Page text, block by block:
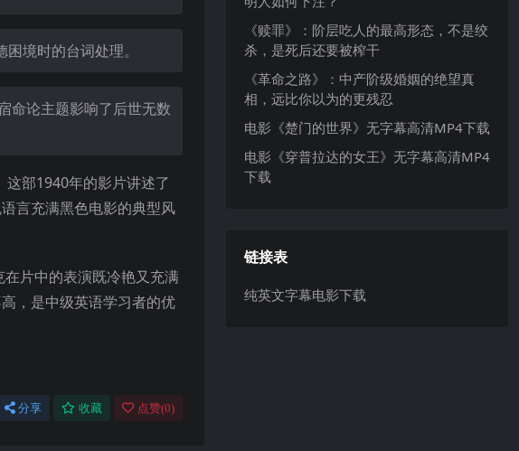
境时的台词处理。
命论主题影响了后世无数
这部1940年的影片讲述了
言充满黑色电影的典型风
片中的表演既冷艳又充满
，是中级英语学习者的优
分享 收藏 点赞(0)
《赎罪》：阶层吃人的最高形态，不是绞
杀，是死后还要被榨干
《革命之路》：中产阶级婚姻的绝望真
相，远比你以为的更残忍
电影《楚门的世界》无字幕高清MP4下载
电影《穿普拉达的女王》无字幕高清MP4
下载
链接表
纯英文字幕电影下载